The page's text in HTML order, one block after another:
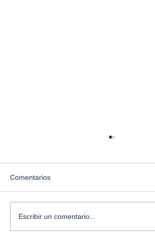
Comentarios
Escribir un comentario...